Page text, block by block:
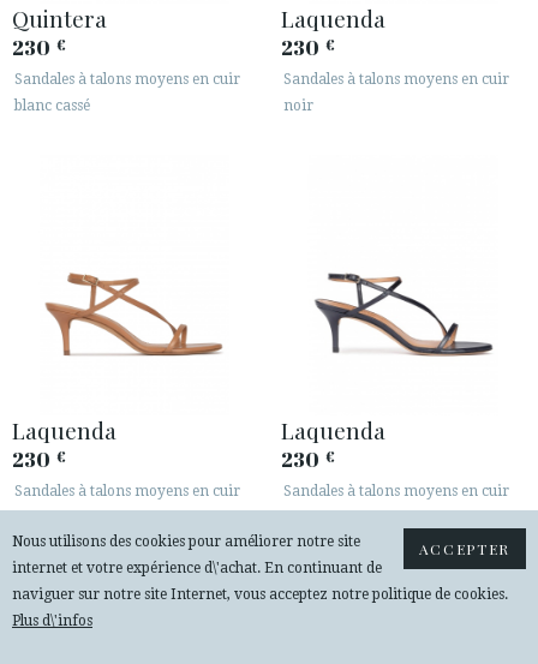
Quintera
230 €
Sandales à talons moyens en cuir
blanc cassé
Laquenda
230 €
Sandales à talons moyens en cuir
noir
Laquenda
230 €
Sandales à talons moyens en cuir
Laquenda
230 €
Sandales à talons moyens en cuir
ACCEPTER
Nous utilisons des cookies pour améliorer notre site
internet et votre expérience d\'achat. En continuant de
naviguer sur notre site Internet, vous acceptez notre politique de cookies.
Plus d\'infos